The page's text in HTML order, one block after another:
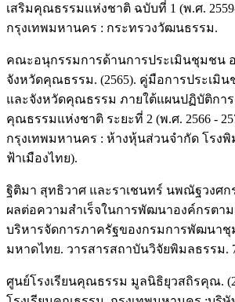
เสริมคุณธรรมแห่งชาติ ฉบับที่ 1 (พ.ศ.
กรุงเทพมหานคร : กระทรวงวัฒนธรรม.
คณะอนุกรรมการด้านการประเมินชุมชน
จังหวัดคุณธรรม. (2565). คู่มือการประเมิ
และจังหวัดคุณธรรม ภายใต้แผนปฏิบัติการ
คุณธรรมแห่งชาติ ระยะที่ 2 (พ.ศ. 2566 -
กรุงเทพมหานคร : ห้างหุ้นส่วนจำกัด โรง
ฟ้าเมืองไทย).
ฐิติมา สุทธิวาศ และราเชนทร์ นพณัฐวงศกร
ผลต่อความสำเร็จในการพัฒนาองค์กรต
บริหารจัดการภาครัฐของกรมการพัฒนาชุ
มหาดไทย. วารสารสถาบันวิจัยพิมลธรรม.
ศูนย์โรงเรียนคุณธรรม มูลนิธิยุวสถิรคุณ.